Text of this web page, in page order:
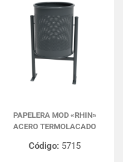
PAPELERA MOD «RHIN»
ACERO TERMOLACADO
Código: 5715